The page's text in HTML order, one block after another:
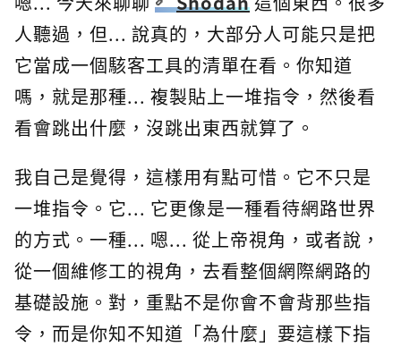
人聽過，但... 說真的，大部分人可能只是把
它當成一個駭客工具的清單在看。你知道
嗎，就是那種... 複製貼上一堆指令，然後看
看會跳出什麼，沒跳出東西就算了。
我自己是覺得，這樣用有點可惜。它不只是
一堆指令。它... 它更像是一種看待網路世界
的方式。一種... 嗯... 從上帝視角，或者說，
從一個維修工的視角，去看整個網際網路的
基礎設施。對，重點不是你會不會背那些指
令，而是你知不知道「為什麼」要這樣下指